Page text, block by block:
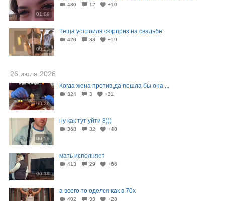
01:09
480 12 +10
00:23
Тёща устроила сюрприз на свадьбе
420 33 −19
26 июля 2026
00:20
Когда жена против,да пошла бы она ...
324 3 +31
00:56
ну как тут уйти 8)))
368 32 +48
00:18
мать исполняет
413 29 +66
а всего то оделся как в 70х
402 33 +28